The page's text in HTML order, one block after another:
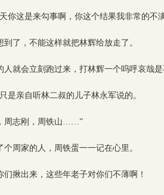
你这是来勾事啊，你这个结果我非常的不
了，不能这样就把林辉给放走了。
人就会立刻跑过来，打林辉一个呜呼哀哉是
是亲自听林二叔的儿子林永军说的。
周志刚，周铁山……”
周家的人，周铁蛋一一记在心里。
揪出来，这些年老子对你们不薄啊！